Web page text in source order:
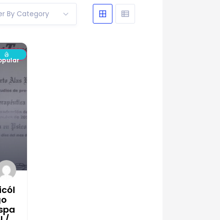
By Category